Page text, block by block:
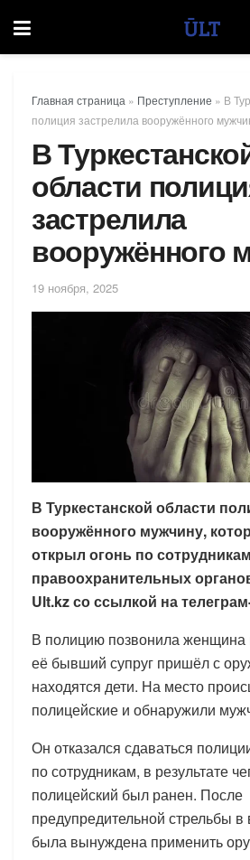
Главная страница » Преступление » В
полиция застрелила вооружённого
В
области
застрелила
вооружённого
19 ноября, 2025
В Туркестанской области
вооружённого мужчину,
открыл огонь по сотрудникам
правоохранительных
Ult.kz со ссылкой на
В полицию позвонила женщина
её бывший супруг пришёл с
находятся дети. На место
полицейские и обнаружили
Он отказался сдаваться
по сотрудникам, в результате
полицейский был ранен. После
предупредительной стрельбы в
была вынуждена применить